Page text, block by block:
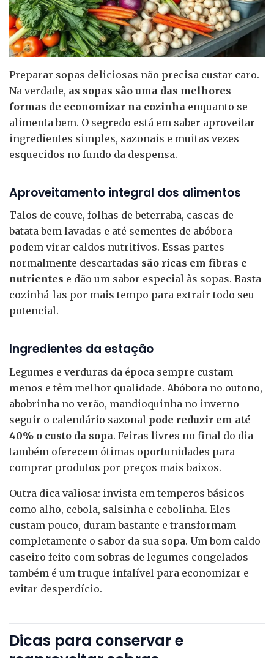
Preparar sopas deliciosas não precisa custar caro.
Na verdade, as sopas são uma das melhores
formas de economizar na cozinha enquanto se
alimenta bem. O segredo está em saber aproveitar
ingredientes simples, sazonais e muitas vezes
esquecidos no fundo da despensa.
Aproveitamento integral dos alimentos
Talos de couve, folhas de beterraba, cascas de
batata bem lavadas e até sementes de abóbora
podem virar caldos nutritivos. Essas partes
normalmente descartadas são ricas em fibras e
nutrientes e dão um sabor especial às sopas. Basta
cozinhá-las por mais tempo para extrair todo seu
potencial.
Ingredientes da estação
Legumes e verduras da época sempre custam
menos e têm melhor qualidade. Abóbora no outono,
abobrinha no verão, mandioquinha no inverno –
seguir o calendário sazonal pode reduzir em até
40% o custo da sopa. Feiras livres no final do dia
também oferecem ótimas oportunidades para
comprar produtos por preços mais baixos.
Outra dica valiosa: invista em temperos básicos
como alho, cebola, salsinha e cebolinha. Eles
custam pouco, duram bastante e transformam
completamente o sabor da sua sopa. Um bom caldo
caseiro feito com sobras de legumes congelados
também é um truque infalível para economizar e
evitar desperdício.
Dicas para conservar e